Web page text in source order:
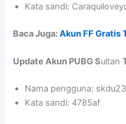
Kata sandi:
Baca Juga:Akun FF Gratis
Update Akun PUBG Sultan
Nama pengguna:
Kata sandi: 4785af